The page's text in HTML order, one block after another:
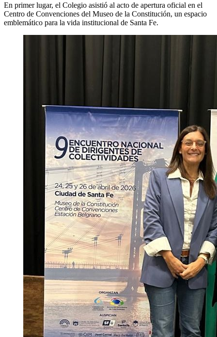
En primer lugar, el Colegio asistió al acto de apertura oficial en el
Centro de Convenciones del Museo de la Constitución, un espacio
emblemático para la vida institucional de Santa Fe.